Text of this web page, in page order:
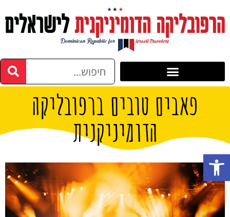
פאבים טובים ברפובליקה
הדומיניקנית
פתח סרגל נגישות